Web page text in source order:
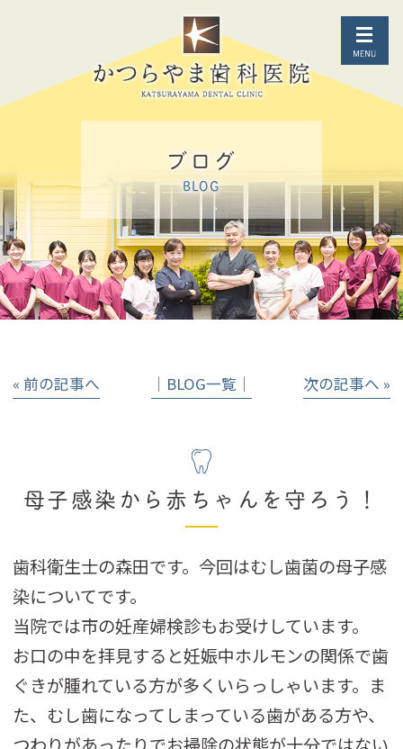
ブログ
BLOG
« 前の記事へ │BLOG一覧│ 次の記事へ »
母子感染から赤ちゃんを守ろう！
歯科衛生士の森田です。今回はむし歯菌の母子感
染についてです。
当院では市の妊産婦検診もお受けしています。
お口の中を拝見すると妊娠中ホルモンの関係で歯
ぐきが腫れている方が多くいらっしゃいます。ま
た、むし歯になってしまっている歯がある方や、